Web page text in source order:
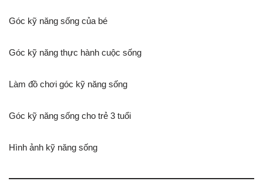
Góc kỹ năng sống của bé
Góc kỹ năng thực hành cuộc sống
Làm đồ chơi góc kỹ năng sống
Góc kỹ năng sống cho trẻ 3 tuổi
Hình ảnh kỹ năng sống